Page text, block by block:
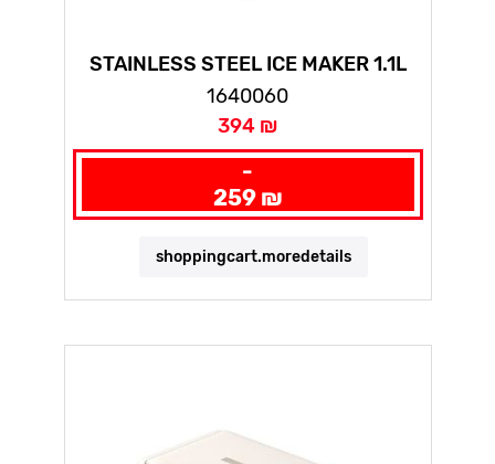
STAINLESS STEEL ICE MAKER 1.1L
VEGA
1640060
394 ₪
-
259 ₪
shoppingcart.moredetails